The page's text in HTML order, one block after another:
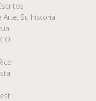
Arte, Su historia